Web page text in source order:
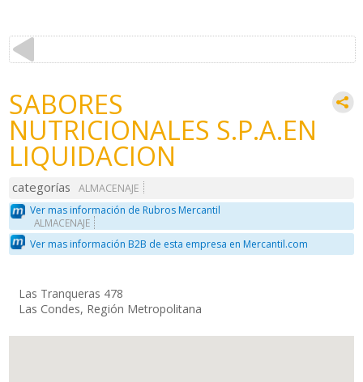
SABORES
NUTRICIONALES S.P.A.EN
LIQUIDACION
categorías
ALMACENAJE
Ver mas información de Rubros Mercantil
ALMACENAJE
Ver mas información B2B de esta empresa en Mercantil.com
Las Tranqueras 478
Las Condes, Región Metropolitana